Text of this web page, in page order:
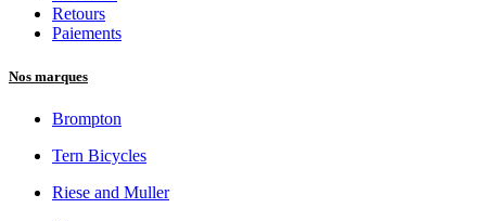
Page support
Livraison
Paiements
Nos marques
Brompton